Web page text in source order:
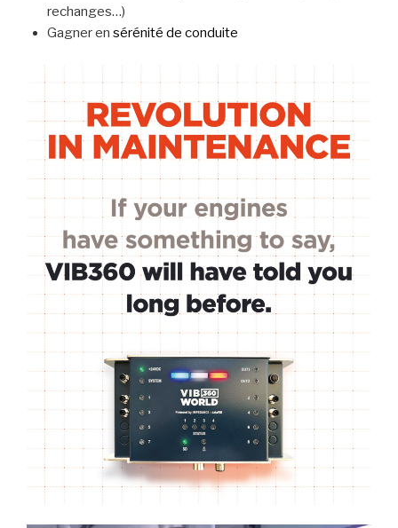
rechanges…)
Gagner en sérénité de conduite